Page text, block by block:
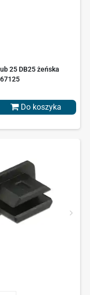
25 DB25 żeńska
Do koszyka